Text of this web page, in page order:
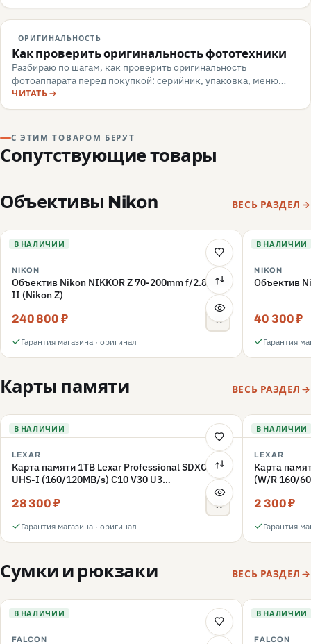
ОРИГИНАЛЬНОСТЬ
Как проверить оригинальность фототехники
Разбираю по шагам, как проверить оригинальность
фотоаппарата перед покупкой: серийник, упаковка, меню
камеры, маркировка, документы — и какие красные флаги
говорят о подделке или сером импорте.
ЧИТАТЬ
С ЭТИМ ТОВАРОМ БЕРУТ
Сопутствующие товары
Объективы Nikon ВЕСЬ РАЗДЕЛ
В НАЛИЧИИ
NIKON
Объектив Nikon NIKKOR Z 70-200mm f/2.8 VR S
II (Nikon Z)
240 800 ₽
Гарантия магазина · оригинал
В НАЛИЧИИ
NIKON
Объектив
40 300 ₽
Гарантия
Карты памяти ВЕСЬ РАЗДЕЛ
В НАЛИЧИИ
LEXAR
Карта памяти 1TB Lexar Professional SDXC
UHS-I (160/120MB/s) C10 V30 U3
28 300 ₽
Гарантия магазина · оригинал
В НАЛИЧИИ
LEXAR
Карта
(W/R 160/
2 300 ₽
Гарантия
Сумки и рюкзаки ВЕСЬ РАЗДЕЛ
В НАЛИЧИИ
FALCON
В НАЛИЧИИ
FALCON